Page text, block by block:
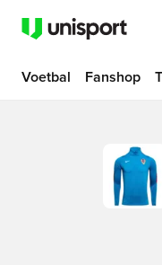
Voetbal Fanshop